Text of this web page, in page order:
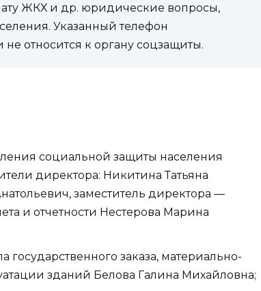
ЖКХ и др. юридические вопросы,
Указанный телефон
относится к органу соцзащиты.
социальной защиты населения
директора: Никитина Татьяна
заместитель директора —
и отчетности Нестерова Марина
государственного заказа, материально-
зданий Белова Галина Михайловна;